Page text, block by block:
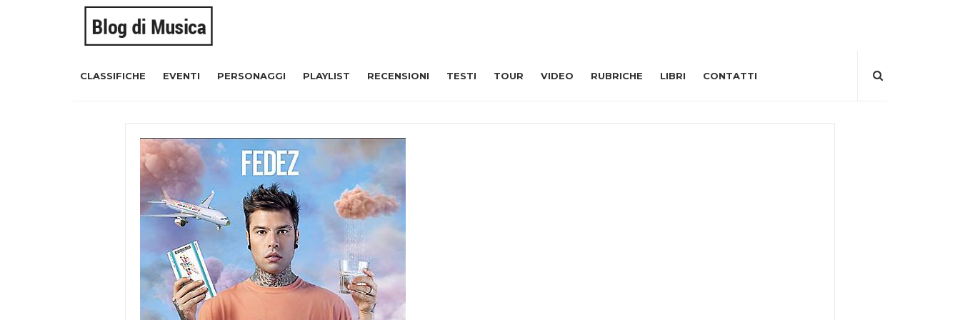
CLASSIFICHE EVENTI PERSONAGGI PLAYLIST RECENSIONI TESTI TOUR VIDEO RUBRICHE LIBRI CONTATTI